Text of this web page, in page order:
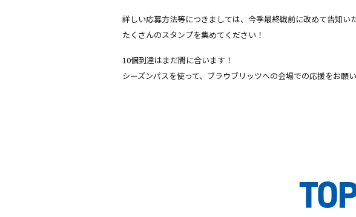
詳しい応募方法等につきましては、今季最終戦前に改めて告知い
たくさんのスタンプを集めてください！
10個到達はまだ間に合います！
シーズンパスを使って、ブラウブリッツへの会場での応援をお願